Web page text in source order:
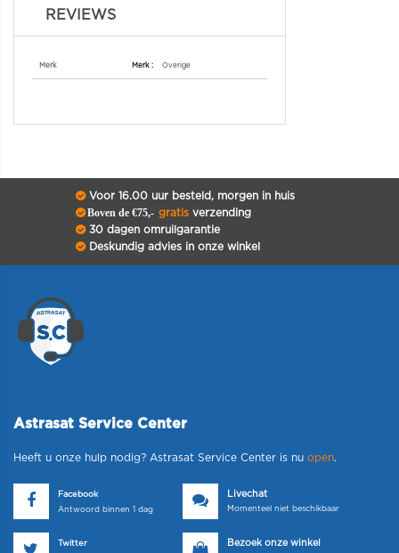
REVIEWS
Merk
Overige
Voor 16.00 uur besteld, morgen in huis
Boven de €75,- gratisverzending
30 dagen omruilgarantie
Deskundig advies in onze winkel
Astrasat Service Center
Heeft u onze hulp nodig? Astrasat Service Center is nu open.
Facebook
Antwoord binnen 1 dag
Livechat
Momenteel niet beschikbaar
Twitter
Bezoek onze winkel